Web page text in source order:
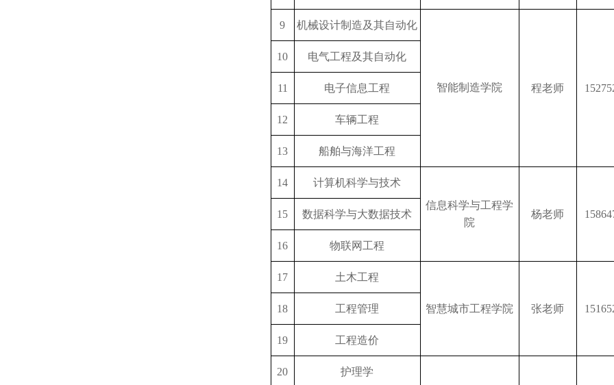
9 机械设计制造及其自动化
智能制造学院 程老师
10 电气工程及其自动化
11 电子信息工程
12 车辆工程
13 船舶与海洋工程
14
计算机科学与技术
信息科学与工程学
院
杨老师
15 数据科学与大数据技术
16 物联网工程
17 土木工程
智慧城市工程学院 张老师
18 工程管理
19 工程造价
20 护理学